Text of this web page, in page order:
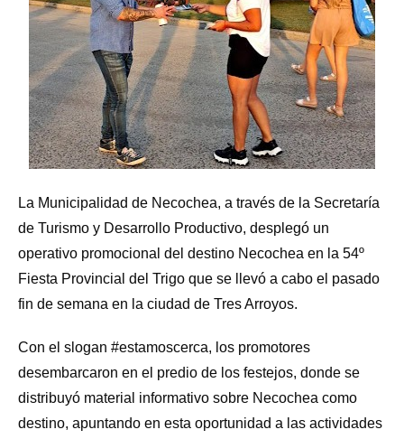
La Municipalidad de Necochea, a través de la Secretaría
de Turismo y Desarrollo Productivo, desplegó un
operativo promocional del destino Necochea en la 54º
Fiesta Provincial del Trigo que se llevó a cabo el pasado
fin de semana en la ciudad de Tres Arroyos.
Con el slogan #estamoscerca, los promotores
desembarcaron en el predio de los festejos, donde se
distribuyó material informativo sobre Necochea como
destino, apuntando en esta oportunidad a las actividades